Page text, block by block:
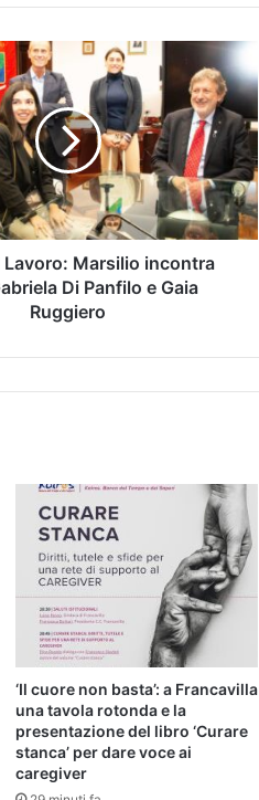
Lavoro: Marsilio incontra
Di Panfilo e Gaia
Ruggiero
‘Il cuore non basta’: a Francavilla
una tavola rotonda e la
presentazione del libro ‘Curare
stanca’ per dare voce ai
caregiver